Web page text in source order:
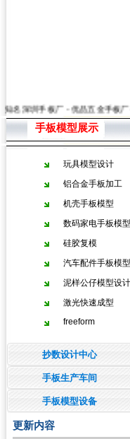
知名深圳手板厂 - 优品五金手板厂
手板模型展示
玩具模型设计
铝合金手板加工
机壳手板模型
数码家电手板模型
硅胶复模
汽车配件手板模型
泥样公仔模型设计
激光快速成型
freeform
抄数设计中心
手板生产车间
手板模型设备
更新内容